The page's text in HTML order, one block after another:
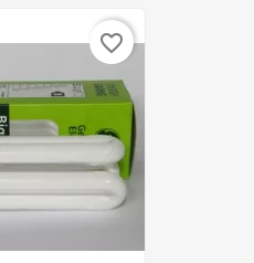
favorite_border